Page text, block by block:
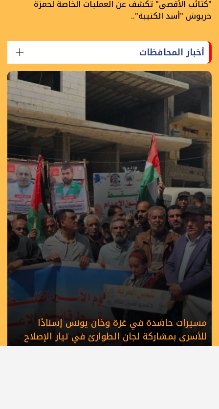
"كتائب الأقصى" تكشف عن العمليات الخاصة لحمزة
خريوش "أسد الكتيبة"..
أخبار المحافظات
مسيرات حاشدة في غزة وخان يونس إسنادًا
للأسرى بمشاركة لجان الطوارئ في تيار الإصلاح
الديمقراطي